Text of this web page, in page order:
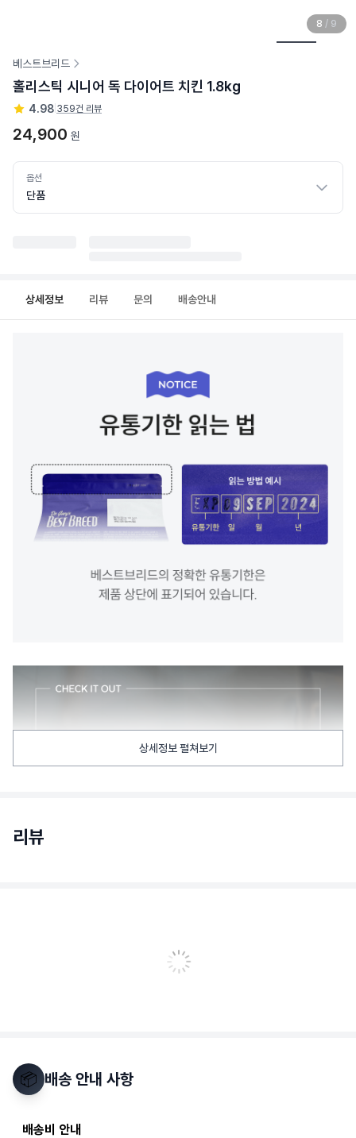
8 / 9
베스트브리드
홀리스틱 시니어 독 다이어트 치킨 1.8kg
4.98 359건 리뷰
24,900 원
옵션
단품
상세정보 리뷰 문의 배송안내
상세정보 펼쳐보기
리뷰
📦 배송 안내 사항
배송비 안내